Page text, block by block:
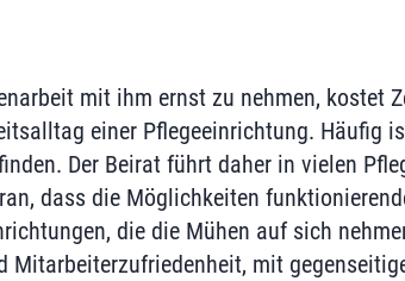
mit ihm ernst zu nehmen, kostet
einer Pflegeeinrichtung. Häufig
Der Beirat führt daher in vielen
dass die Möglichkeiten
die die Mühen auf sich
Mitarbeiterzufriedenheit, mit